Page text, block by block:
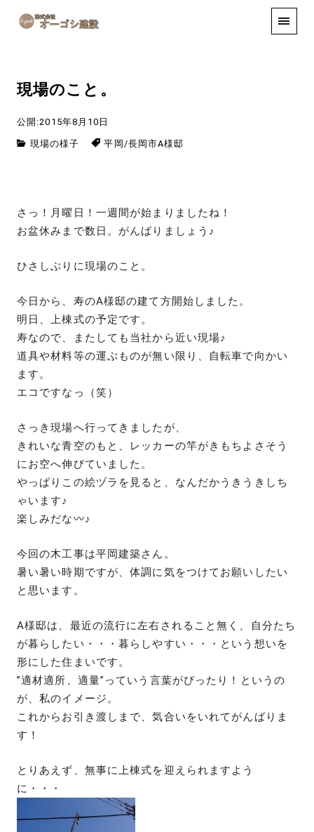
手しごと
現場のこと。
公開:2015年8月10日
現場の様子 平岡 /長岡市A様邸
さっ！月曜日！一週間が始まりましたね！
お盆休みまで数日。がんばりましょう♪
ひさしぶりに現場のこと。
今日から、寿のA様邸の建て方開始しました。
明日、上棟式の予定です。
寿なので、またしても当社から近い現場♪
道具や材料等の運ぶものが無い限り、自転車で向かい
ます。
エコですなっ（笑）
さっき現場へ行ってきましたが、
きれいな青空のもと、レッカーの竿がきもちよさそう
にお空へ伸びていました。
やっぱりこの絵ヅラを見ると、なんだかうきうきしち
ゃいます♪
楽しみだな〰♪
今回の木工事は平岡建築さん。
暑い暑い時期ですが、体調に気をつけてお願いしたい
と思います。
A様邸は、最近の流行に左右されること無く、自分たち
が暮らしたい・・・暮らしやすい・・・という想いを
形にした住まいです。
”適材適所、適量”っていう言葉がぴったり！というの
が、私のイメージ。
これからお引き渡しまで、気合いをいれてがんばりま
す！
とりあえず、無事に上棟式を迎えられますよう
に・・・